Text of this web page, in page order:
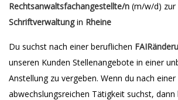
Rechtsanwaltsfachangestellte/n (m/w/d) zur
Schriftverwaltungin Rheine
Du suchst nach einer beruflichen FAIR
unseren Kunden Stellenangebote in einer
Anstellung zu vergeben. Wenn du nach einer
abwechslungsreichen Tätigkeit suchst, dann